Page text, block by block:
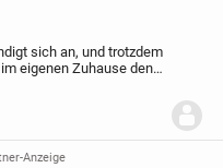
sich an, und trotzdem
eigenen Zuhause den
Auf 165,2 m² entsteht
Anzeige